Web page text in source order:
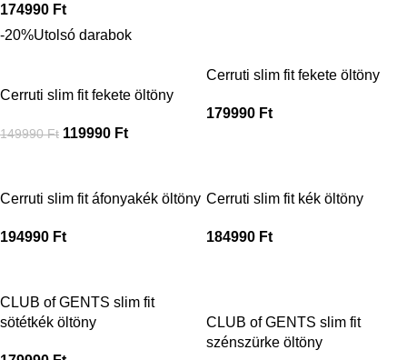
174990 Ft
-20%Utolsó darabok
Cerruti slim fit fekete öltöny
149990Ft 119990 Ft
Cerruti slim fit fekete öltöny
179990 Ft
Cerruti slim fit áfonyakék öltöny
194990 Ft
Cerruti slim fit kék öltöny
184990 Ft
CLUB of GENTS slim fit
sötétkék öltöny
CLUB of GENTS slim fit
szénszürke öltöny